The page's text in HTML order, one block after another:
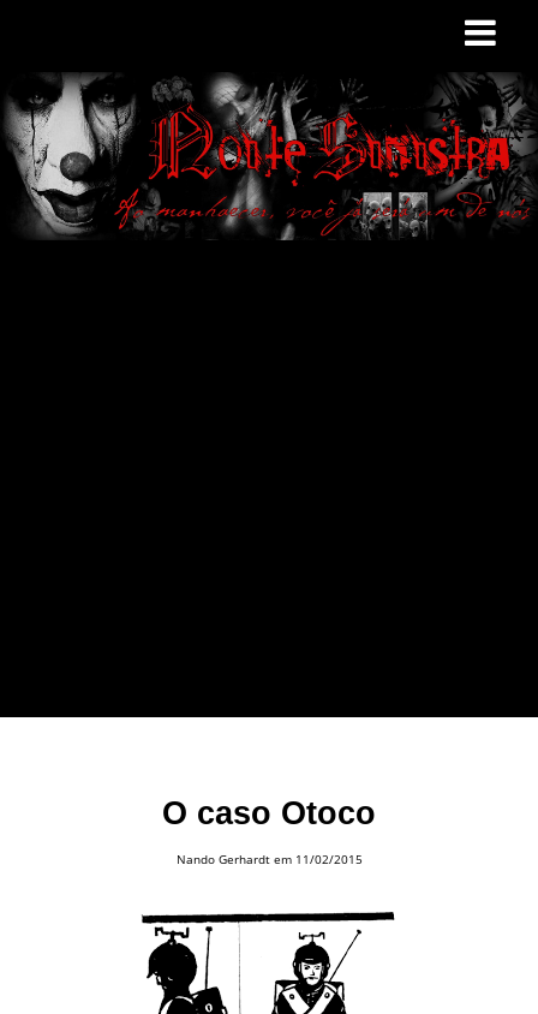
O caso Otoco
Nando Gerhardt em 11/02/2015